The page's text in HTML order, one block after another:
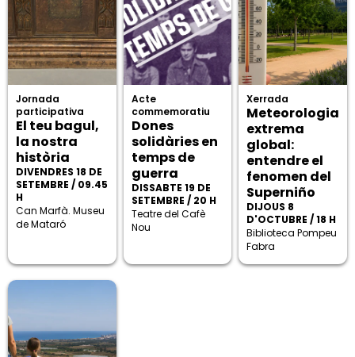
Jornada
participativa
El teu bagul,
la nostra
història
DIVENDRES 18 DE
SETEMBRE / 09.45
H
Can Marfà. Museu
de Mataró
Acte
commemoratiu
Dones
solidàries en
temps de
guerra
DISSABTE 19 DE
SETEMBRE / 20 H
Teatre del Cafè
Nou
Xerrada
Meteorologia
extrema
global:
entendre el
fenomen del
Superniño
DIJOUS 8
D'OCTUBRE / 18 H
Biblioteca Pompeu
Fabra